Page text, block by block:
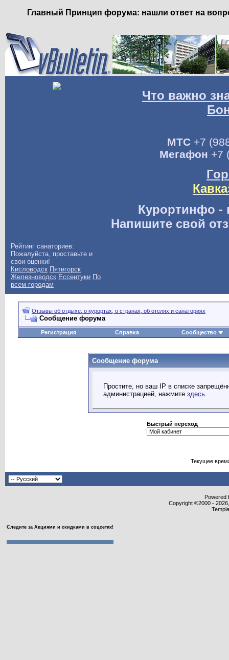
Главный Принцип форума: нашли ответ на
Что важно
МТС+7
Мегафон +7
Курортинфо -
Напишите свой
Рейтинг санаториев:
Пожалуйста, проставьте и
свои оценки!
Кисловодск Пятигорск
Железноводск Ессентуки По
всем городам
Отзывы об отдыхе, о курортах, о странах, об отелях и санаториях
Сообщение форума
Регистрация Справка Сообщество
Сообщение форума
Простите, но ваш IP в списке
администрацией, нажмите здесь.
Быстрый переход
Текущее
Powered
Copyright ©2000 -
Следите за Акциями и скидками в соцсетях!